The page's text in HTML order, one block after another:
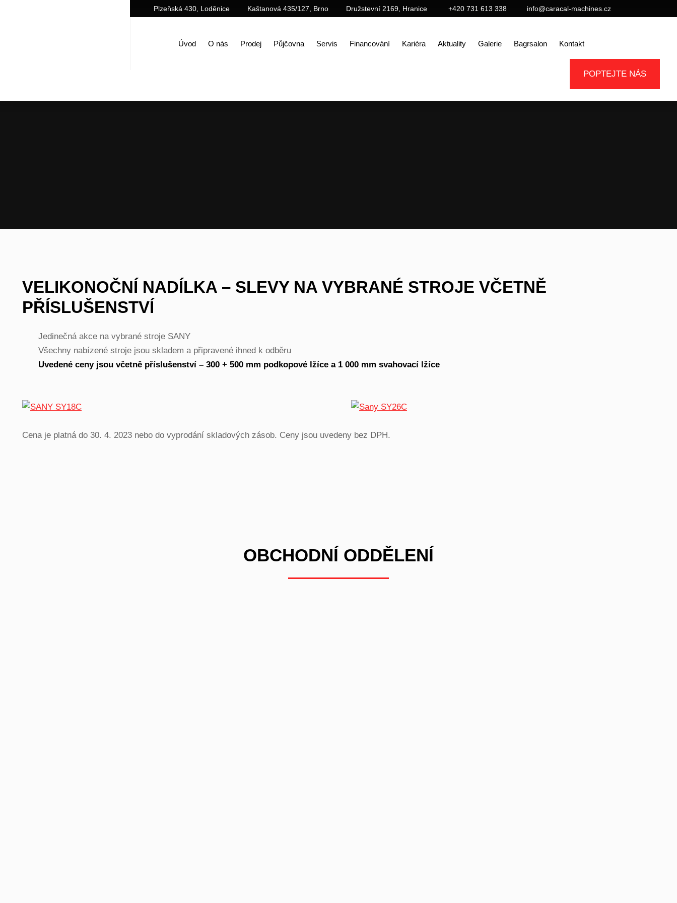
+420 731 613 338
Plzeňská 430, Loděnice info@caracal-machines.cz
Kaštanová 435/127, Brno Družstevní 2169, Hranice
Úvod O nás Prodej Půjčovna Servis Financování Kariéra Aktuality Galerie Bagrsalon Kontakt
POPTEJTE NÁS
VELIKONOČNÍ NADÍLKA – SLEVY NA VYBRANÉ STROJE VČETNĚ
PŘÍSLUŠENSTVÍ
Jedinečná akce na vybrané stroje SANY
Všechny nabízené stroje jsou skladem a připravené ihned k odběru
Uvedené ceny jsou včetně příslušenství – 300 + 500 mm podkopové lžíce a 1 000 mm svahovací lžíce
Cena je platná do 30. 4. 2023 nebo do vyprodání skladových zásob. Ceny jsou uvedeny bez DPH.
OBCHODNÍ ODDĚLENÍ